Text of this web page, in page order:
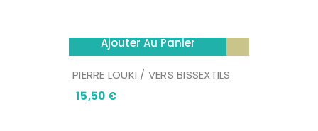
Ajouter Au Panier
PIERRE LOUKI / VERS BISSEXTILS
15,50 €Prix